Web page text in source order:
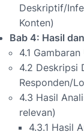
Deskriptif/
Konten)
Bab 4: Hasil
4.1
4.2 Deskripsi
Responden/
4.3 Hasil
relevan)
4.3.1 Hasil